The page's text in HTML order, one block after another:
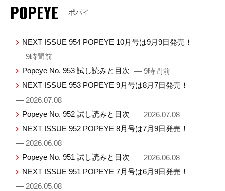
POPEYE ポパイ
NEXT ISSUE 954 POPEYE 10月号は9月9日発売！
— 9時間前
Popeye No. 953 試し読みと目次 — 9時間前
NEXT ISSUE 953 POPEYE 9月号は8月7日発売！
— 2026.07.08
Popeye No. 952 試し読みと目次 — 2026.07.08
NEXT ISSUE 952 POPEYE 8月号は7月9日発売！
— 2026.06.08
Popeye No. 951 試し読みと目次 — 2026.06.08
NEXT ISSUE 951 POPEYE 7月号は6月9日発売！
— 2026.05.08